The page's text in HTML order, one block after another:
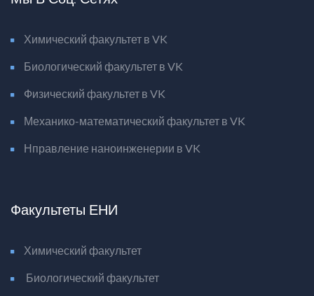
Химический факультет в VK
Биологический факультет в VK
Физический факультет в VK
Механико-математический факультет в VK
Нправление наноинженерии в VK
Факультеты ЕНИ
Химический факультет
Биологический факультет